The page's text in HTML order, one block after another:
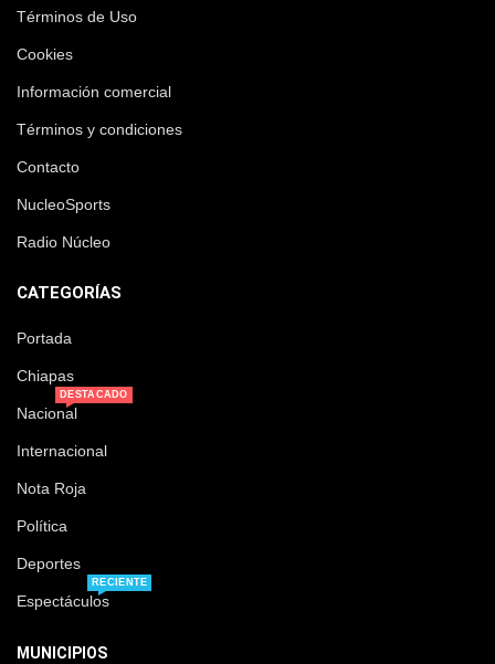
Términos de Uso
Cookies
Información comercial
Términos y condiciones
Contacto
NucleoSports
Radio Núcleo
CATEGORÍAS
Portada
Chiapas
Nacional
DESTACADO
Internacional
Nota Roja
Política
Deportes
Espectáculos
RECIENTE
MUNICIPIOS